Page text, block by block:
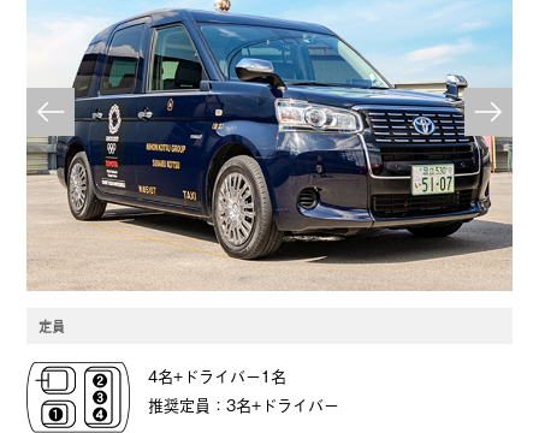
定員
4名+ドライバー1名
推奨定員：3名+ドライバー